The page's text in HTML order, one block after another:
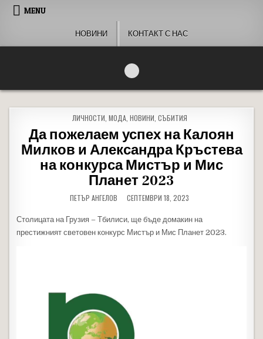
Skip to content
MENU
НОВИНИ КОНТАКТ С НАС
POSTED IN
ЛИЧНОСТИ МОДА, НОВИНИ СЪБИТИЯ
Да пожелаем успех на Калоян
Милков и Александра Кръстева
на конкурса Мистър и Мис
Планет 2023
ПЕТЪР АНГЕЛОВ СЕПТЕМВРИ 18, 2023
Столицата на Грузия – Тбилиси, ще бъде домакин на
престижният световен конкурс Мистър и Мис Планет 2023.